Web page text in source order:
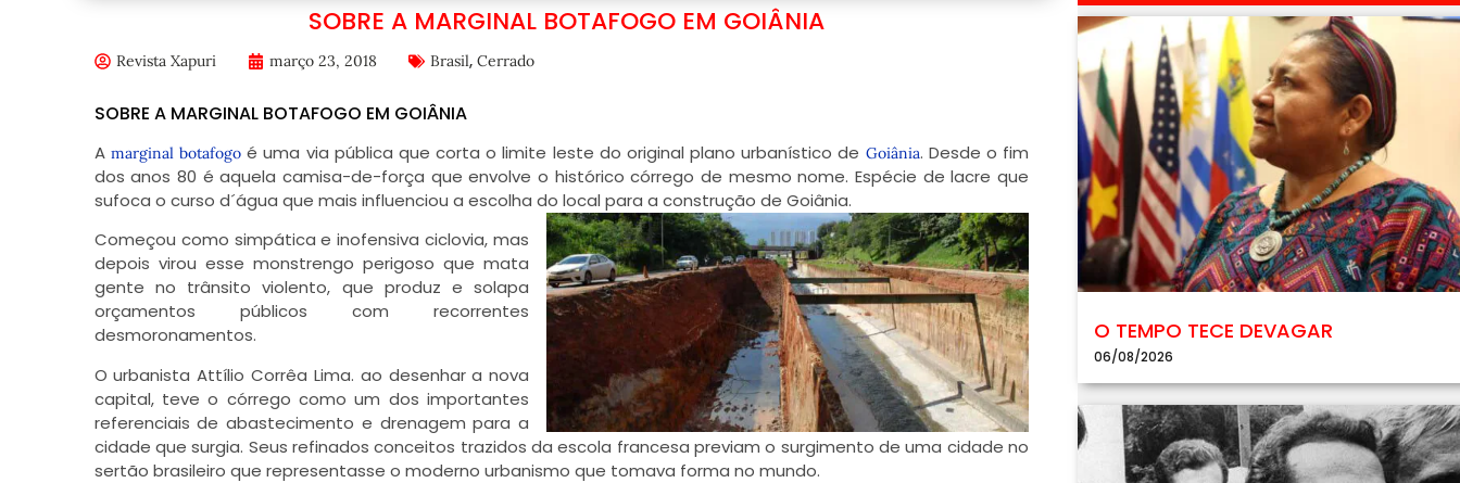
SOBRE A MARGINAL BOTAFOGO EM GOIÂNIA
Revista Xapuri março 23, 2018 Brasil, Cerrado
SOBRE A MARGINAL BOTAFOGO EM GOIÂNIA
A marginal botafogo é uma via pública que corta o limite leste do original plano urbanístico de Goiânia. Desde o fim
dos anos 80 é aquela camisa-de-força que envolve o histórico córrego de mesmo nome. Espécie de lacre que
sufoca o curso d´água que mais influenciou a escolha do local para a construção de Goiânia.
Começou como simpática e inofensiva ciclovia, mas
depois virou esse monstrengo perigoso que mata
gente no trânsito violento, que produz e solapa
orçamentos públicos com recorrentes
desmoronamentos.
O urbanista Attílio Corrêa Lima. ao desenhar a nova
capital, teve o córrego como um dos importantes
referenciais de abastecimento e drenagem para a
cidade que surgia. Seus refinados conceitos trazidos da escola francesa previam o surgimento de uma cidade no
sertão brasileiro que representasse o moderno urbanismo que tomava forma no mundo.
O TEMPO TECE DEVAGAR
06/08/2026